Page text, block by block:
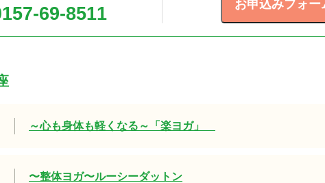
69-8511
～心も身体も軽くなる～「楽ヨガ」
〜整体ヨガ〜ルーシーダットン